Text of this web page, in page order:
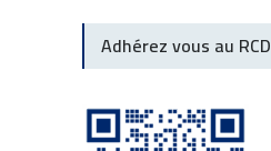
Adhérez vous au RCD